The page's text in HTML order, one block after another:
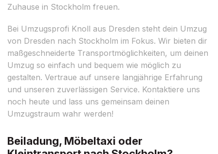
Zuhause in Stockholm freuen.
Bei Umzugsprofi Knoll aus Dresden steht dein Umzug
von Dresden nach Stockholm im Fokus. Wir bieten dir
maßgeschneiderte Transportmöglichkeiten, um deinen
Umzug so einfach und bequem wie möglich zu
gestalten. Vertraue auf unsere langjährige Erfahrung
und unseren zuverlässigen Service. Kontaktiere uns
noch heute und lass uns gemeinsam deinen
Umzugstraum wahr werden!
Beiladung, Möbeltaxi oder